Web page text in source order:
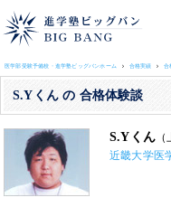
医学部受験予備校・進学塾ビッグバンホーム 合格実績 合
S.Yくん の 合格体験談
S.Yくん
近畿大学